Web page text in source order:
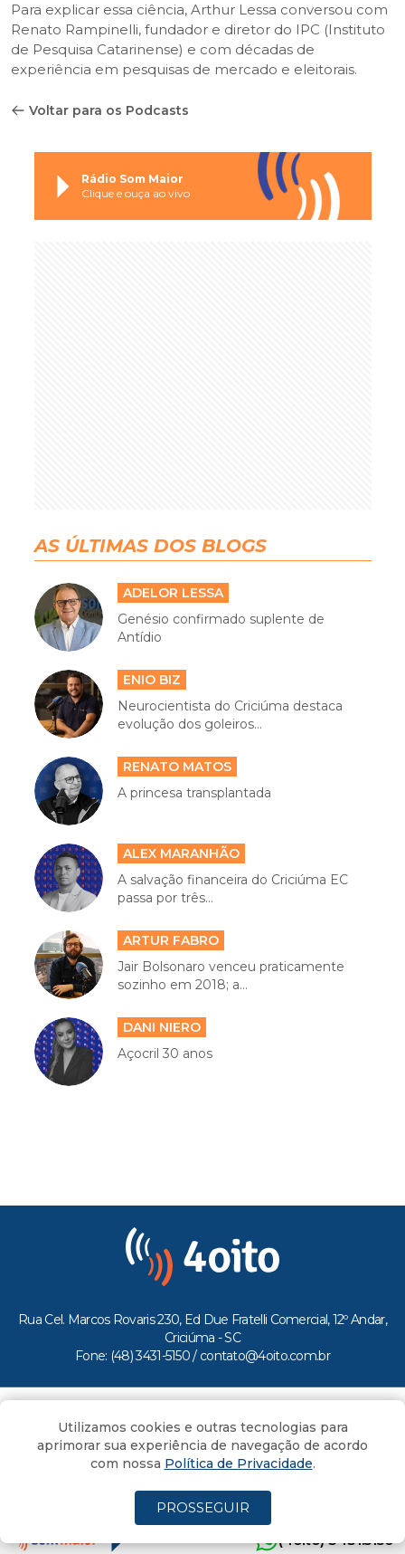
Para explicar essa ciência, Arthur Lessa conversou com
Renato Rampinelli, fundador e diretor do IPC (Instituto
de Pesquisa Catarinense) e com décadas de
experiência em pesquisas de mercado e eleitorais.
Voltar para os Podcasts
Rádio Som Maior
Clique e ouça ao vivo
AS ÚLTIMAS DOS BLOGS
ADELOR LESSA
Genésio confirmado suplente de
Antídio
ENIO BIZ
Neurocientista do Criciúma destaca
evolução dos goleiros...
RENATO MATOS
A princesa transplantada
ALEX MARANHÃO
A salvação financeira do Criciúma EC
passa por três...
ARTUR FABRO
Jair Bolsonaro venceu praticamente
sozinho em 2018; a...
DANI NIERO
Açocril 30 anos
Rua Cel. Marcos Rovaris 230, Ed Due Fratelli Comercial, 12º Andar,
Criciúma - SC
Fone: (48) 3431-5150 / contato@4oito.com.br
Todos os direitos reservados ao Portal 4oito
(4oito) 3431.5150
Utilizamos cookies e outras tecnologias para
aprimorar sua experiência de navegação de acordo
com nossa Política de Privacidade.
PROSSEGUIR